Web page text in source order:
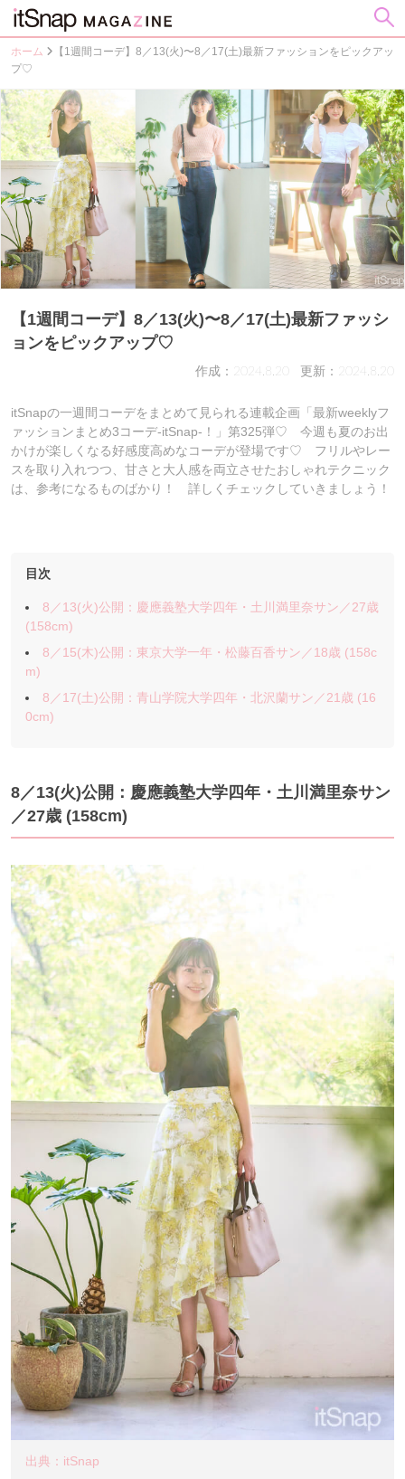
ホーム
【1週間コーデ】8／13(火)〜8／17(土)最新ファッションをピックアッ
プ♡
【1週間コーデ】8／13(火)〜8／17(土)最新ファッシ
ョンをピックアップ♡
作成：2024.8.20 更新：2024.8.20
itSnapの一週間コーデをまとめて見られる連載企画「最新weeklyフ
ァッションまとめ3コーデ-itSnap-！」第325弾♡ 今週も夏のお出
かけが楽しくなる好感度高めなコーデが登場です♡ フリルやレー
スを取り入れつつ、甘さと大人感を両立させたおしゃれテクニック
は、参考になるものばかり！ 詳しくチェックしていきましょう！
目次
8／13(火)公開：慶應義塾大学四年・土川満里奈サン／27歳
(158cm)
8／15(木)公開：東京大学一年・松藤百香サン／18歳 (158c
m)
8／17(土)公開：青山学院大学四年・北沢蘭サン／21歳 (16
0cm)
8／13(火)公開：慶應義塾大学四年・土川満里奈サン
／27歳 (158cm)
出典：itSnap